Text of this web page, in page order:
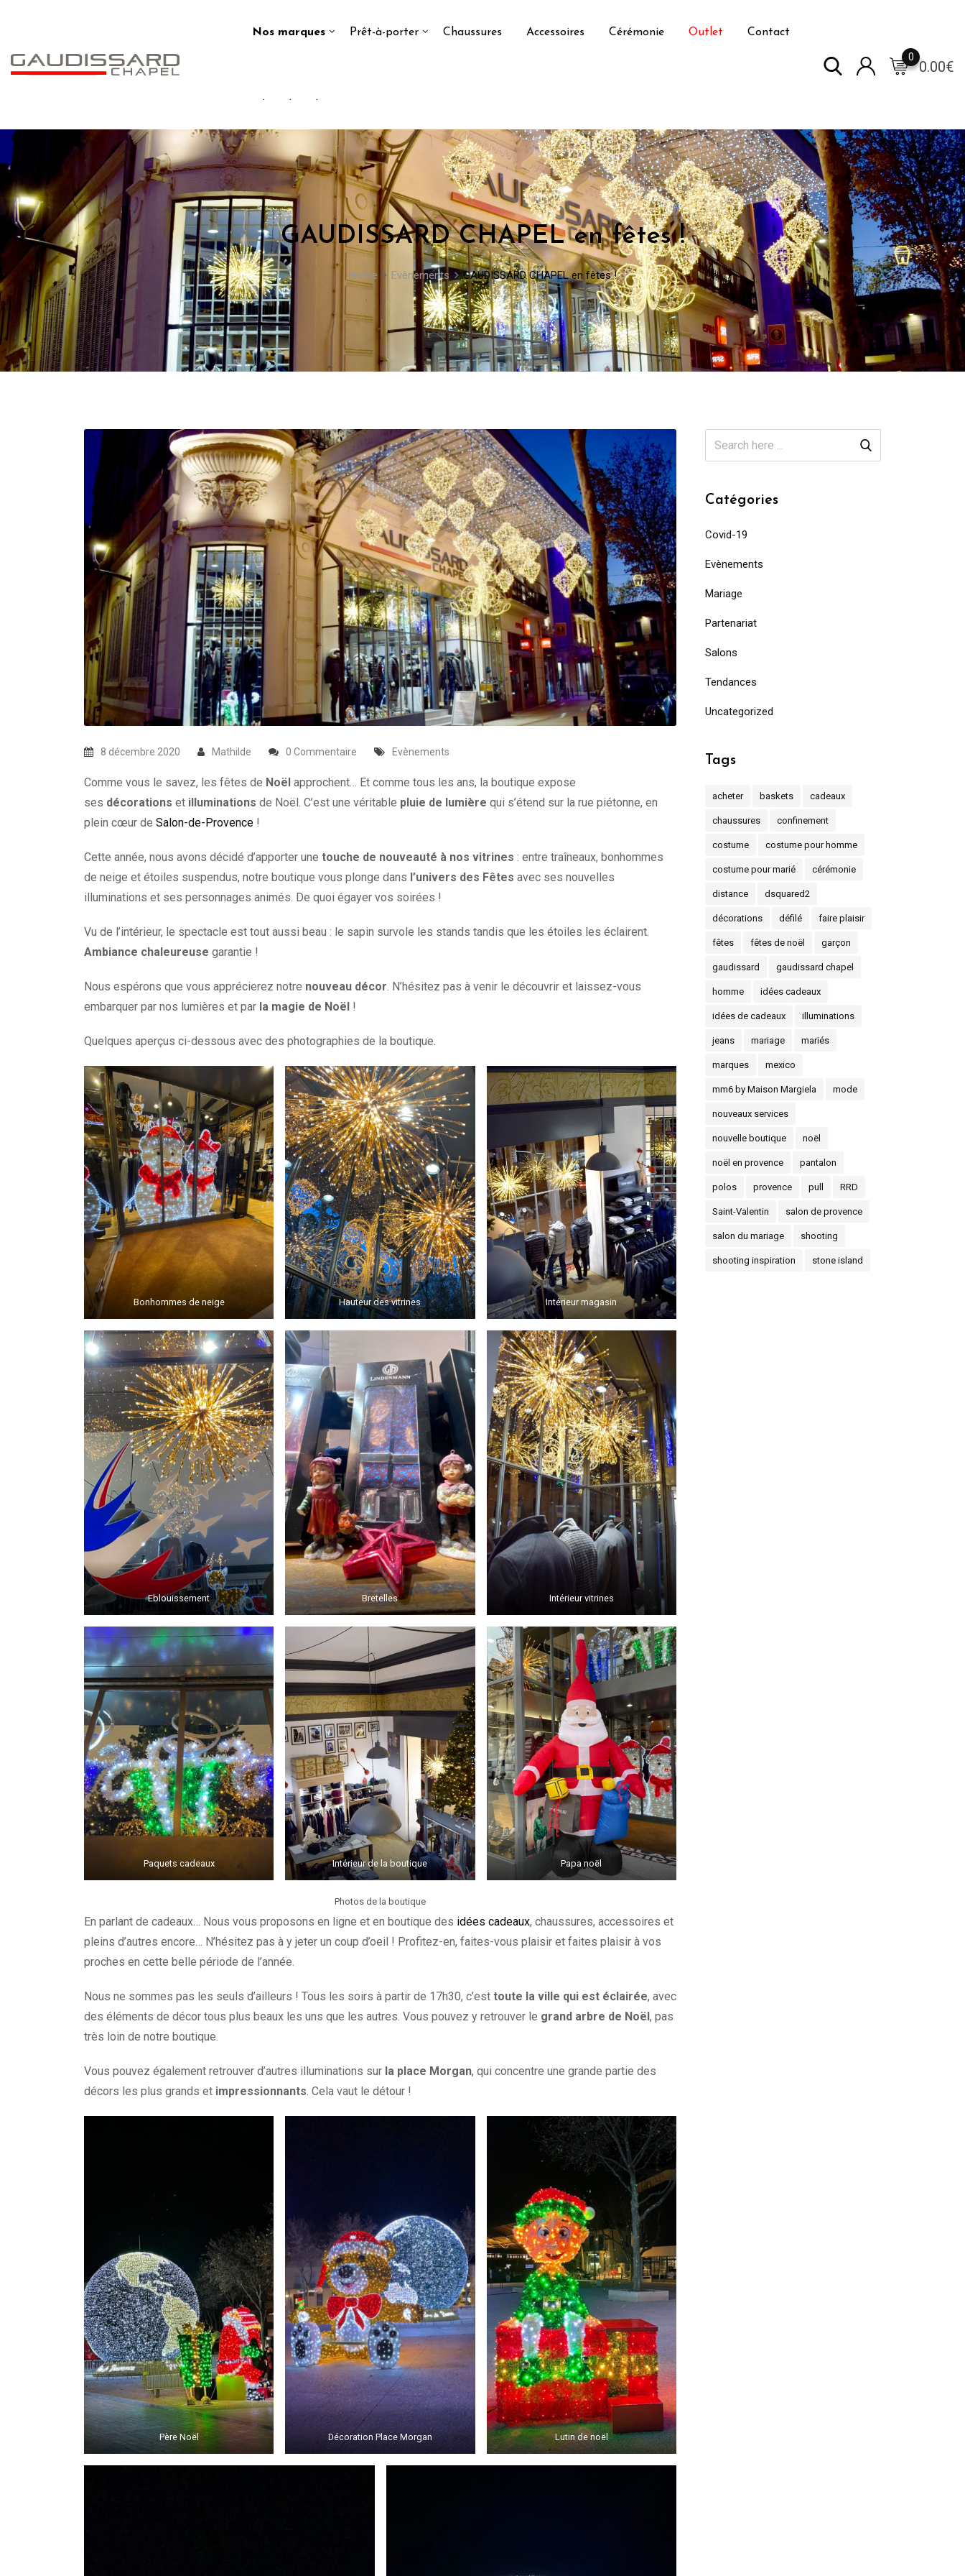
Nos marques Prêt-à-porter Chaussures Accessoires Cérémonie Outlet Contact
. . .
0.00€
0
GAUDISSARD CHAPEL en fêtes !
Home Evènements GAUDISSARD CHAPEL en fêtes !
8 décembre 2020 Mathilde 0 Commentaire Evènements
Comme vous le savez, les fêtes de Noël approchent… Et comme tous les ans, la boutique expose
ses décorations et illuminations de Noël. C’est une véritable pluie de lumière qui s’étend sur la rue piétonne, en
plein cœur de Salon-de-Provence !
Cette année, nous avons décidé d’apporter une touche de nouveauté à nos vitrines : entre traîneaux, bonhommes
de neige et étoiles suspendus, notre boutique vous plonge dans l’univers des Fêtes avec ses nouvelles
illuminations et ses personnages animés. De quoi égayer vos soirées !
Vu de l’intérieur, le spectacle est tout aussi beau : le sapin survole les stands tandis que les étoiles les éclairent.
Ambiance chaleureuse garantie !
Nous espérons que vous apprécierez notre nouveau décor . N’hésitez pas à venir le découvrir et laissez-vous
embarquer par nos lumières et par la magie de Noël !
Quelques aperçus ci-dessous avec des photographies de la boutique.
Bonhommes de neige Hauteur des vitrines Intérieur magasin
Eblouissement Bretelles Intérieur vitrines
Paquets cadeaux Intérieur de la boutique Papa noël
Photos de la boutique
En parlant de cadeaux… Nous vous proposons en ligne et en boutique des idées cadeaux, chaussures, accessoires et
pleins d’autres encore… N’hésitez pas à y jeter un coup d’oeil ! Profitez-en, faites-vous plaisir et faites plaisir à vos
proches en cette belle période de l’année.
Nous ne sommes pas les seuls d’ailleurs ! Tous les soirs à partir de 17h30, c’est toute la ville qui est éclairée, avec
des éléments de décor tous plus beaux les uns que les autres. Vous pouvez y retrouver le grand arbre de Noël, pas
très loin de notre boutique.
Vous pouvez également retrouver d’autres illuminations sur la place Morgan, qui concentre une grande partie des
décors les plus grands et impressionnants . Cela vaut le détour !
Père Noël Décoration Place Morgan Lutin de noël
Catégories
Covid-19
Evènements
Mariage
Partenariat
Salons
Tendances
Uncategorized
Tags
acheter baskets cadeaux
chaussures confinement
costume costume pour homme
costume pour marié cérémonie
distance dsquared2
décorations défilé faire plaisir
fêtes fêtes de noël garçon
gaudissard gaudissard chapel
homme idées cadeaux
idées de cadeaux illuminations
jeans mariage mariés
marques mexico
mm6 by Maison Margiela mode
nouveaux services
nouvelle boutique noël
noël en provence pantalon
polos provence pull RRD
Saint-Valentin salon de provence
salon du mariage shooting
shooting inspiration stone island